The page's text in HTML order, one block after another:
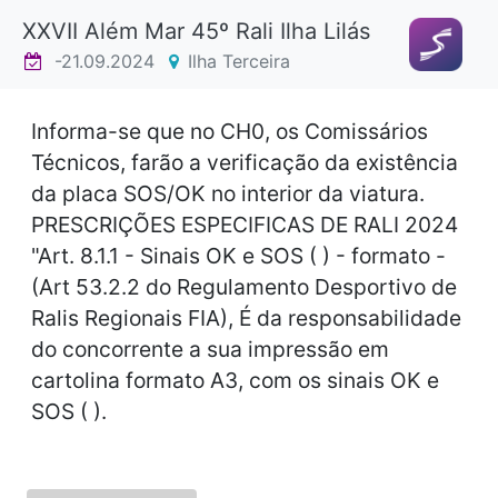
XXVII Além Mar 45º Rali Ilha Lilás
-21.09.2024 Ilha Terceira
Informa-se que no CH0, os Comissários
Técnicos, farão a verificação da existência
da placa SOS/OK no interior da viatura.
PRESCRIÇÕES ESPECIFICAS DE RALI 2024
"Art. 8.1.1 - Sinais OK e SOS ( ) - formato -
(Art 53.2.2 do Regulamento Desportivo de
Ralis Regionais FIA), É da responsabilidade
do concorrente a sua impressão em
cartolina formato A3, com os sinais OK e
SOS ( ).